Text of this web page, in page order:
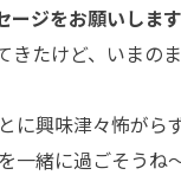
ジをお願いします
たけど、いまの
に興味津々怖がら
一緒に過ごそうね〜